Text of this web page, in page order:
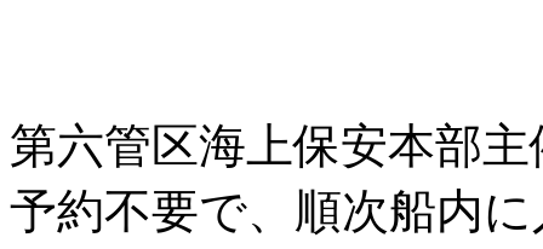
第六管区海上保安本部
予約不要で、順次船内